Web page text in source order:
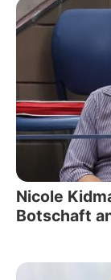
Nicole
Botschaft